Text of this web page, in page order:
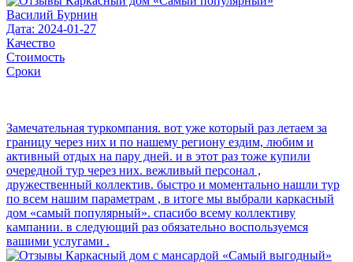
Василий Бурнин
Дата: 2024-01-27
Качество
Стоимость
Сроки
Замечательная туркомпания. вот уже который раз летаем за
границу через них и по нашему региону ездим, любим и
активный отдых на пару дней. и в этот раз тоже купили
очередной тур через них. вежливый персонал ,
дружественный коллектив. быстро и моментально нашли тур
по всем нашим параметрам , в итоге мы выбрали каркасный
дом «самый популярный». спасибо всему коллективу
кампании. в следующий раз обязательно воспользуемся
вашими услугами .